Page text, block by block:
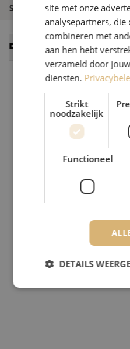
Soort product
Datasheets
site met onze
analysepartners, die
combineren met
aan hen hebt
verzameld door
diensten.
Strikt
noodzakelijk
Functioneel
DETAILS